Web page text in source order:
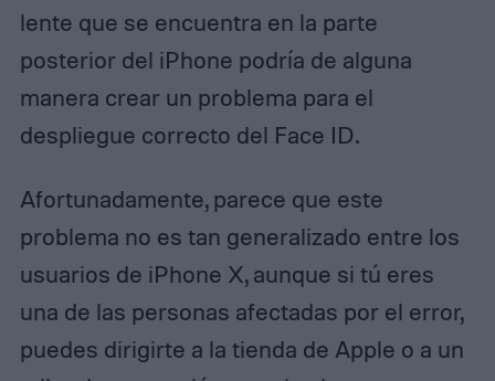
lente que se encuentra en la parte
posterior del iPhone podría de alguna
manera crear un problema para el
despliegue correcto del Face ID.
Afortunadamente, parece que este
problema no es tan generalizado entre los
usuarios de iPhone X, aunque si tú eres
una de las personas afectadas por el error,
puedes dirigirte a la tienda de Apple o a un